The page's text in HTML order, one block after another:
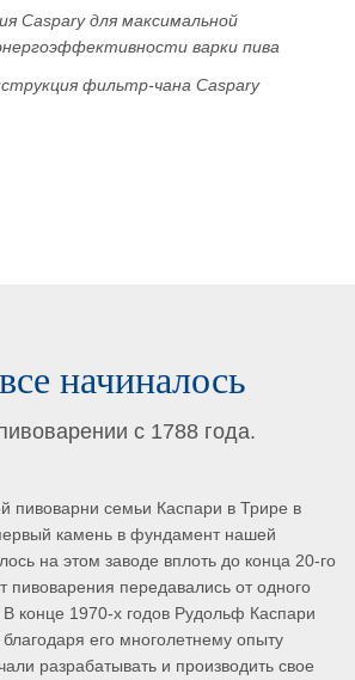
Caspary для максимальной
варки пива
фильтр-чана Caspary
начиналось
с 1788 года.
пивоварни семьи Каспари в Трире в
камень в фундамент нашей
на этом заводе вплоть до конца 20-го
пивоварения передавались от одного
В конце 1970-х годов Рудольф Каспари
его многолетнему опыту
разрабатывать и производить свое